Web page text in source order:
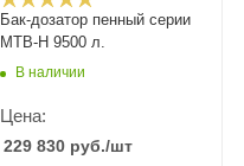
Бак-дозатор пенный серии
MTB-H 9500 л.
В наличии
Цена:
229 830 руб./шт